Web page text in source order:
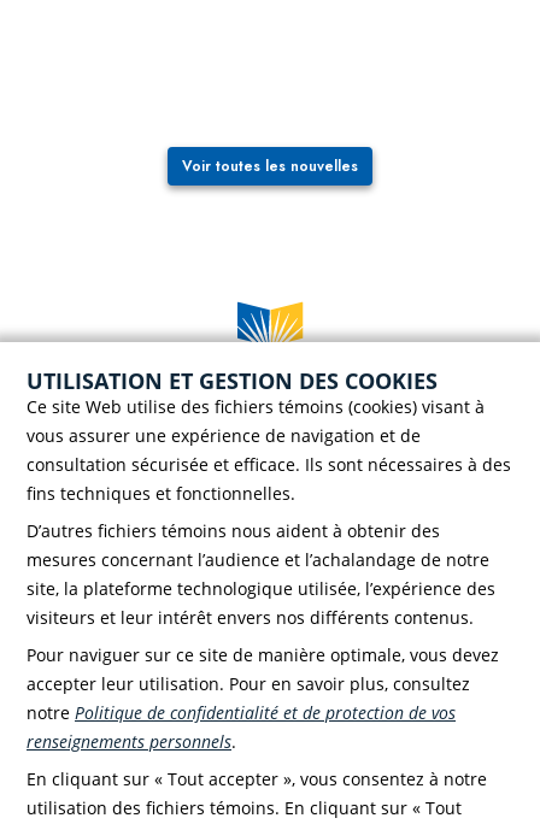
Voir toutes les nouvelles
Case postale 786, 56 rue Saint-Henri
Rivière-du-Loup (Québec) G5R 3Z5
Téléphone :
418 862-8257
Faire un don!
UTILISATION ET GESTION DES COOKIES
Ce site Web utilise des fichiers témoins (cookies) visant à
vous assurer une expérience de navigation et de
consultation sécurisée et efficace. Ils sont nécessaires à des
fins techniques et fonctionnelles.
D’autres fichiers témoins nous aident à obtenir des
mesures concernant l’audience et l’achalandage de notre
site, la plateforme technologique utilisée, l’expérience des
visiteurs et leur intérêt envers nos différents contenus.
Pour naviguer sur ce site de manière optimale, vous devez
accepter leur utilisation. Pour en savoir plus, consultez
notre Politique de confidentialité et de protection de vos
renseignements personnels.
En cliquant sur « Tout accepter », vous consentez à notre
utilisation des fichiers témoins. En cliquant sur « Tout